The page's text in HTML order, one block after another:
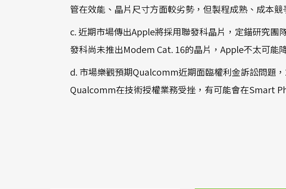
管在效能、晶片尺寸方面較劣勢，但製程成熟、成本
c. 近期市場傳出Apple將採用聯發科晶片，定錨研究
發科尚未推出Modem Cat. 16的晶片，Apple不太可能
d. 市場樂觀預期Qualcomm近期面臨權利金訴訟問題
Qualcomm在技術授權業務受挫，有可能會在Smart